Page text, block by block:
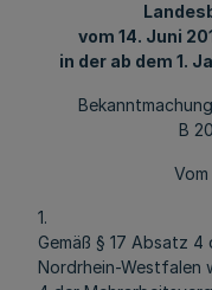
vom 14. Juni
in der ab dem 1.
B
Vom
1.
Gemäß § 17 Absatz
Nordrhein-Westfalen